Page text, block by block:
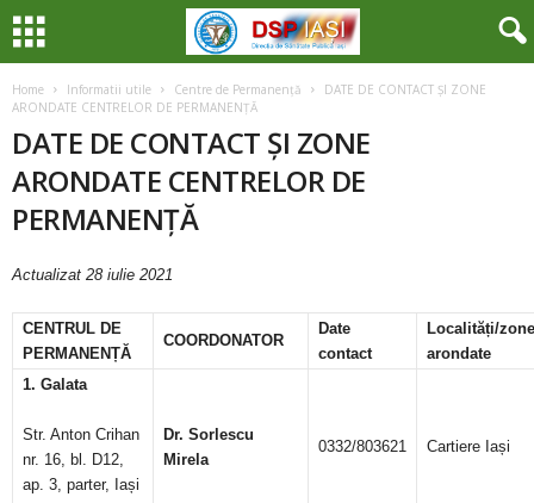
Home Informatii utile Centre de Permanență
DATE DE CONTACT ȘI ZONE
ARONDATE CENTRELOR DE PERMANENȚĂ
DATE DE CONTACT ȘI ZONE
ARONDATE CENTRELOR DE
PERMANENȚĂ
Actualizat 28 iulie 2021
CENTRUL DE
PERMANENȚĂ
COORDONATOR
Date
contact
Localități/zone
arondate
1. Galata
Str. Anton Crihan
nr. 16, bl. D12,
ap. 3, parter, Iași
Dr. Sorlescu
Mirela
0332/803621 Cartiere Iași